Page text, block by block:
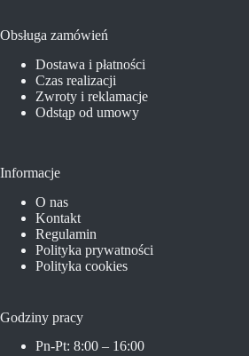
Obsługa zamówień
Dostawa i płatności
Czas realizacji
Zwroty i reklamacje
Odstąp od umowy
Informacje
O nas
Kontakt
Regulamin
Polityka prywatności
Polityka cookies
Godziny pracy
Pn-Pt: 8:00 – 16:00